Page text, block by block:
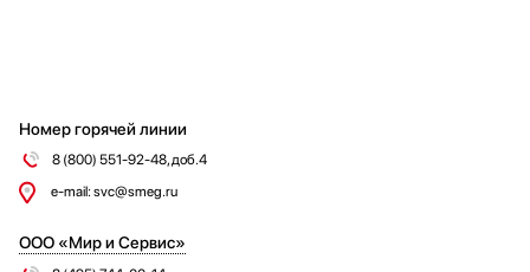
Schaub Lorenz
Номер горячей линии
8 (800) 551-92-48, доб.4
e-mail: svc@smeg.ru
ООО «Мир и Сервис»